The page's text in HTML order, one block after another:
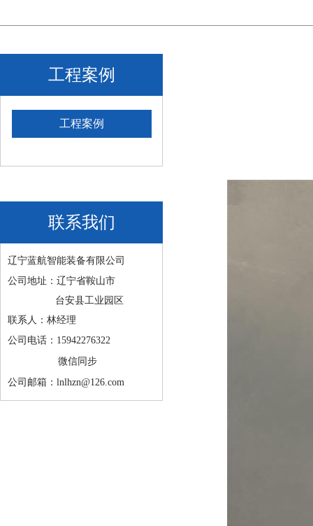
工程案例
工程案例
联系我们
辽宁蓝航智能装备有限公司
公司地址：辽宁省鞍山市
台安县工业园区
联系人：林经理
公司电话：15942276322
微信同步
公司邮箱：lnlhzn@126.com